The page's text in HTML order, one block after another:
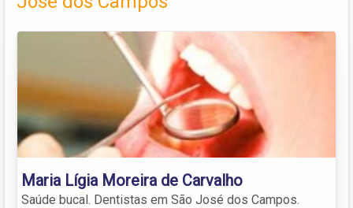
Maria Lígia Moreira de Carvalho
Saúde bucal. Dentistas em São José dos Campos.